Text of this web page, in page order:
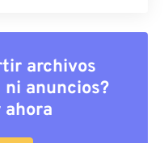
archivos
anuncios?